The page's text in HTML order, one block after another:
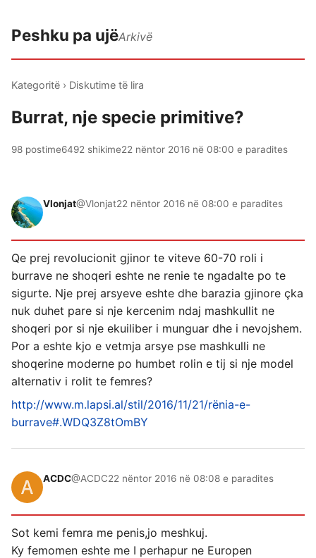
Peshku pa ujëArkivë
Kategoritë › Diskutime të lira
Burrat, nje specie primitive?
98 postime6492 shikime22 nëntor 2016 në 08:00 e paradites
Vlonjat@Vlonjat22 nëntor 2016 në 08:00 e paradites
Qe prej revolucionit gjinor te viteve 60-70 roli i
burrave ne shoqeri eshte ne renie te ngadalte po te
sigurte. Nje prej arsyeve eshte dhe barazia gjinore çka
nuk duhet pare si nje kercenim ndaj mashkullit ne
shoqeri por si nje ekuiliber i munguar dhe i nevojshem.
Por a eshte kjo e vetmja arsye pse mashkulli ne
shoqerine moderne po humbet rolin e tij si nje model
alternativ i rolit te femres?
http://www.m.lapsi.al/stil/2016/11/21/rënia-e-
burrave#.WDQ3Z8tOmBY
ACDC@ACDC22 nëntor 2016 në 08:08 e paradites
Sot kemi femra me penis,jo meshkuj.
Ky femomen eshte me I perhapur ne Europen